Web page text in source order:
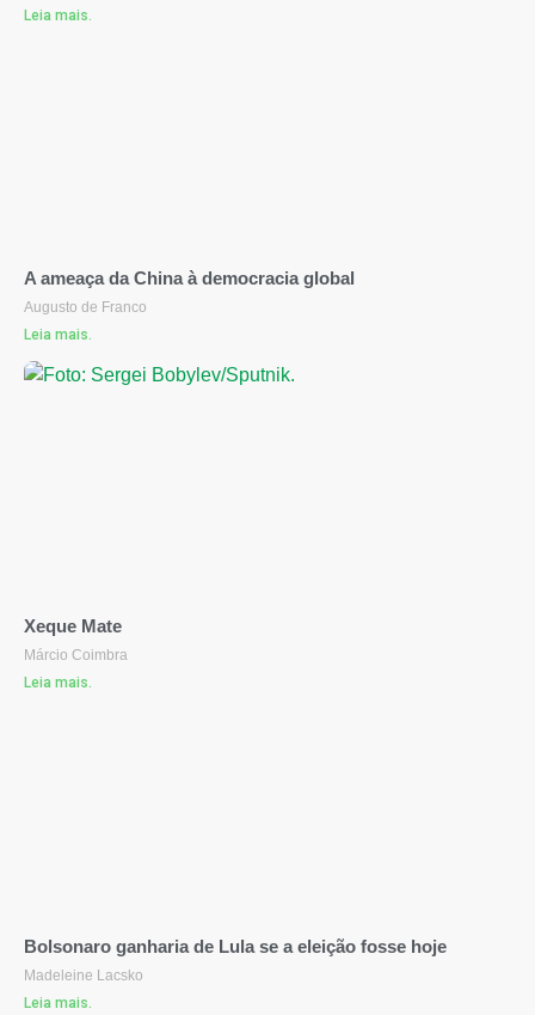
Leia mais.
A ameaça da China à democracia global
Augusto de Franco
Leia mais.
Xeque Mate
Márcio Coimbra
Leia mais.
Bolsonaro ganharia de Lula se a eleição fosse hoje
Madeleine Lacsko
Leia mais.